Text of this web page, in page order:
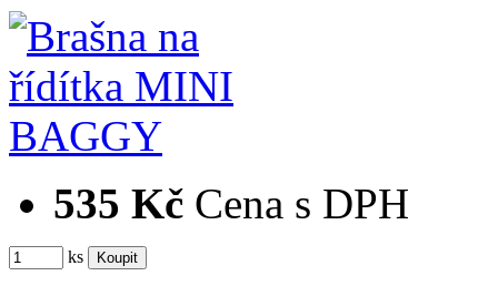
535 Kč Cena s DPH
ks